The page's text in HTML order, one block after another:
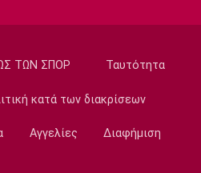
ΤΩΝ ΣΠΟΡ Ταυτότητα
κατά των διακρίσεων
Αγγελίες Διαφήμιση